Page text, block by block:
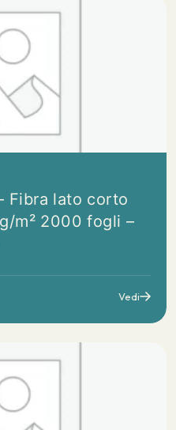
Fibra lato corto
m² 2000 fogli –
Vedi